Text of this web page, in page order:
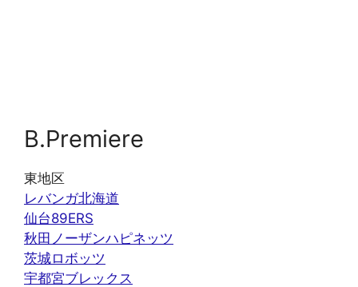
B.Premiere
東地区
レバンガ北海道
仙台89ERS
秋田ノーザンハピネッツ
茨城ロボッツ
宇都宮ブレックス